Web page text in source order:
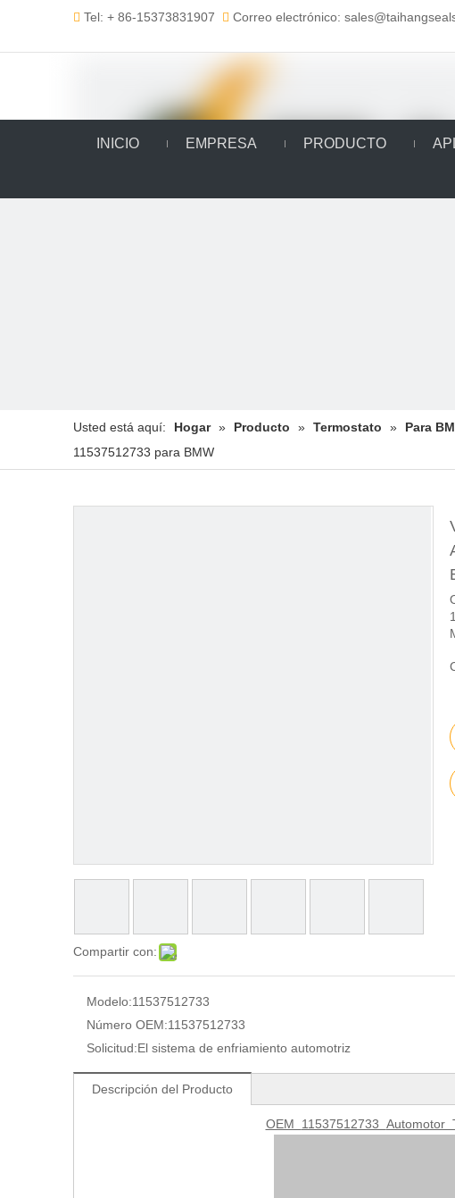
 Tel: + 86-15373831907  Correo electrónico:
INICIO EMPRESA PRODUCTO
Usted está aquí: Hogar » Producto » Termostato » Para
11537512733 para BMW
Compartir con:
Modelo:11537512733
Número OEM:11537512733
Solicitud:El sistema de enfriamiento automotriz
Descripción del Producto
OEM 11537512733 Automotor